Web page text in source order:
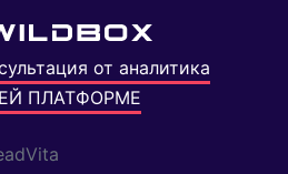
от аналитика
ПЛАТФОРМЕ